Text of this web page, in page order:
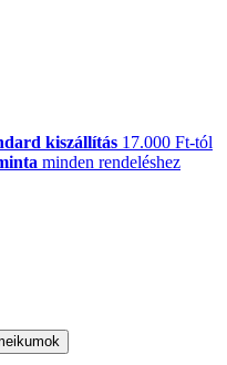
kiszállítás 17.000 Ft-tól
minden rendeléshez